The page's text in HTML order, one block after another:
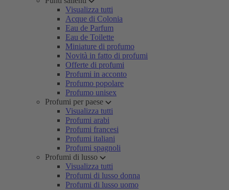
Visualizza tutti
Acque di Colonia
Eau de Parfum
Eau de Toilette
Miniature di profumo
Novità in fatto di profumi
Offerte di profumi
Profumi in acconto
Profumo popolare
Profumo unisex
Profumi per paese
Visualizza tutti
Profumi arabi
Profumi francesi
Profumi italiani
Profumi spagnoli
Profumi di lusso
Visualizza tutti
Profumi di lusso donna
Profumi di lusso uomo